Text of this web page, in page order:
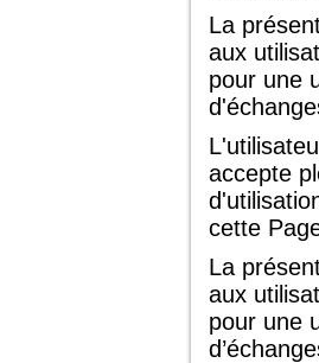
La
aux
pour une
accepte
cette
La
aux
pour une